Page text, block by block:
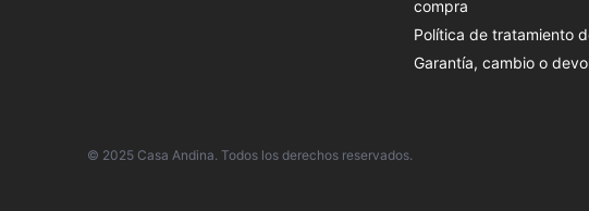
compra
Política de tratamiento
Garantía, cambio o
© 2025 Casa Andina. Todos los derechos reservados.